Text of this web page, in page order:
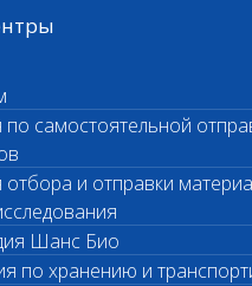
по самостоятельной
отбора и отправки
Шанс Био
по хранению и
срочных